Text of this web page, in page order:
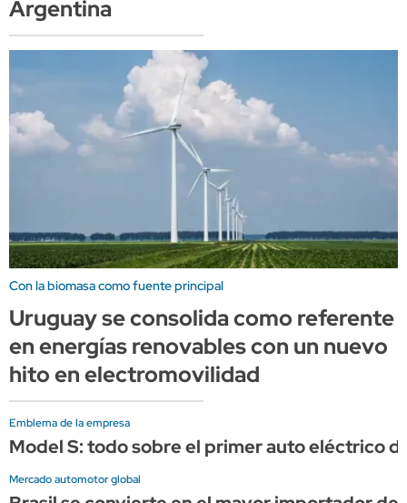
Argentina
Con la biomasa como fuente principal
Uruguay se consolida como referente
en energías renovables con un nuevo
hito en electromovilidad
Emblema de la empresa
Model S: todo sobre el primer auto eléctrico
Mercado automotor global